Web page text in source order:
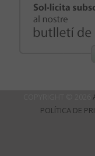
POLÍTICA DE